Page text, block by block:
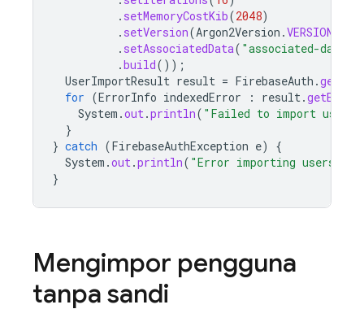
. setMemoryCostKib(2048)
. setVersion(Argon2Version .VERSION_10
. setAssociatedData( "associated-data"
.build());
UserImportResult result = FirebaseAuth .
for (ErrorInfo indexedError : result.
System .out.println( "Failed to import user:
}
} catch (FirebaseAuthException e)
{
System .out.println( "Error importing users: "
}
Mengimpor pengguna
tanpa sandi